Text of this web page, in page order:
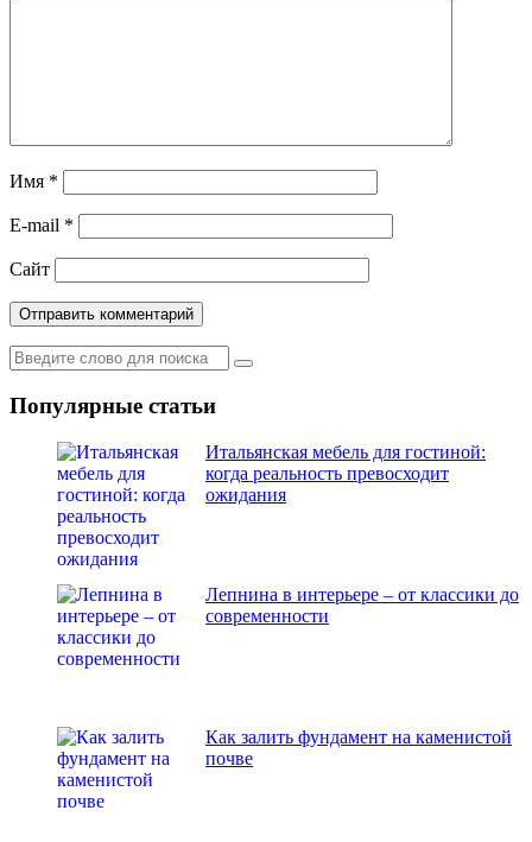
Имя *
E-mail *
Сайт
Популярные статьи
Итальянская мебель для гостиной:
когда реальность превосходит
ожидания
Лепнина в интерьере – от классики до
современности
Как залить фундамент на каменистой
почве